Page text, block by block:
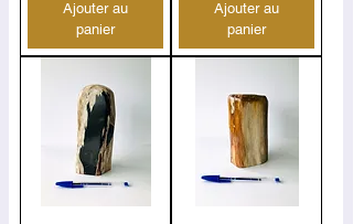
Ajouter au
panier
Ajouter au
panier